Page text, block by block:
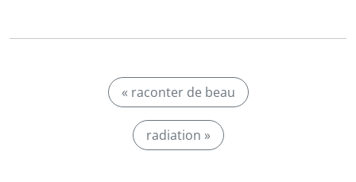
« raconter de beau
radiation »